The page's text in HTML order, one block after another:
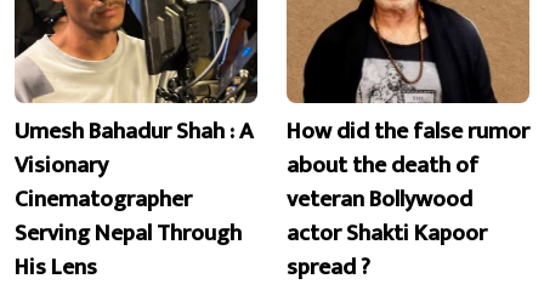
Umesh Bahadur Shah : A
Visionary
Cinematographer
Serving Nepal Through
His Lens
How did the false rumor
about the death of
veteran Bollywood
actor Shakti Kapoor
spread ?